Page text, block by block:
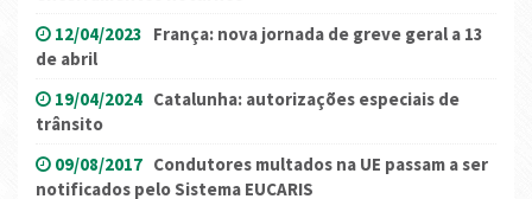
12/04/2023 França: nova jornada de greve geral a 13
de abril
19/04/2024 Catalunha: autorizações especiais de
trânsito
09/08/2017 Condutores multados na UE passam a ser
notificados pelo Sistema EUCARIS